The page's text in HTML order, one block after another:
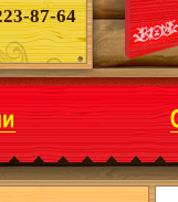
87-64